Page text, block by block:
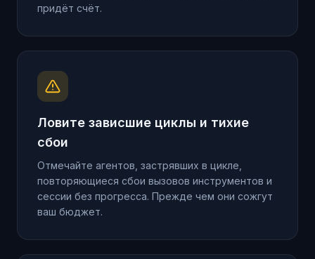
придёт счёт.
Ловите зависшие циклы и тихие
сбои
Отмечайте агентов, застрявших в цикле,
повторяющиеся сбои вызовов инструментов и
сессии без прогресса. Прежде чем они сожгут
ваш бюджет.